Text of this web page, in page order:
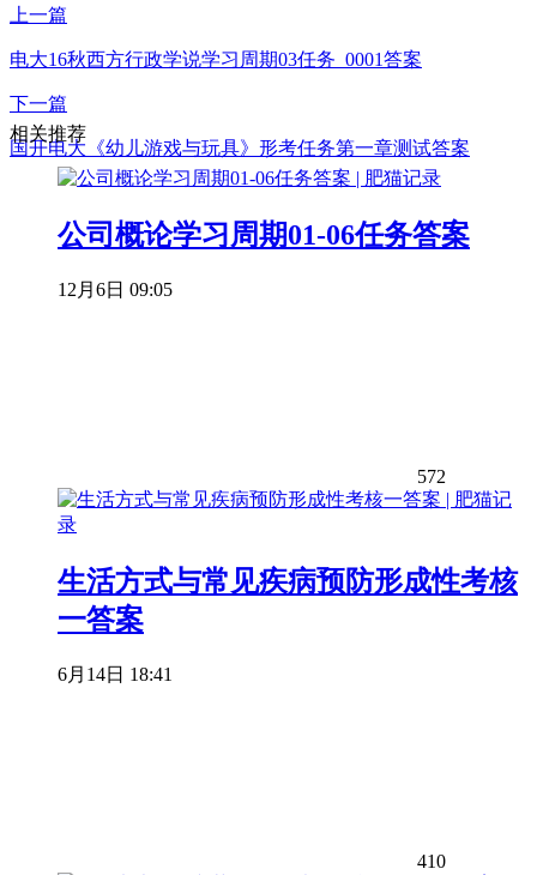
上一篇
电大16秋西方行政学说学习周期03任务_0001答案
下一篇
国开电大《幼儿游戏与玩具》形考任务第一章测试答案
相关推荐
公司概论学习周期01-06任务答案
12月6日 09:05
572
生活方式与常见疾病预防形成性考核
一答案
6月14日 18:41
410